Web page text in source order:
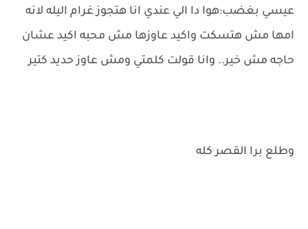
عيسي بغضب:هوا دا الي عندي انا هتجوز غرام اليله لانه
امها مش هتسكت واكيد عاوزها مش محبه اكيد عشان
حاجه مش خير.. وانا قولت كلمتي ومش عاوز حديد كتير
وطلع برا القصر كله